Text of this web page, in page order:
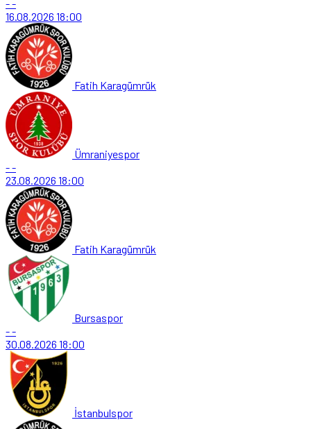
--
16.08.2026 18:00
Fatih Karagümrük
Ümraniyespor
--
23.08.2026 18:00
Fatih Karagümrük
Bursaspor
--
30.08.2026 18:00
İstanbulspor